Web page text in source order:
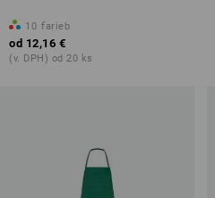
10 farieb
od 12,16 €
(v. DPH) od 20 ks